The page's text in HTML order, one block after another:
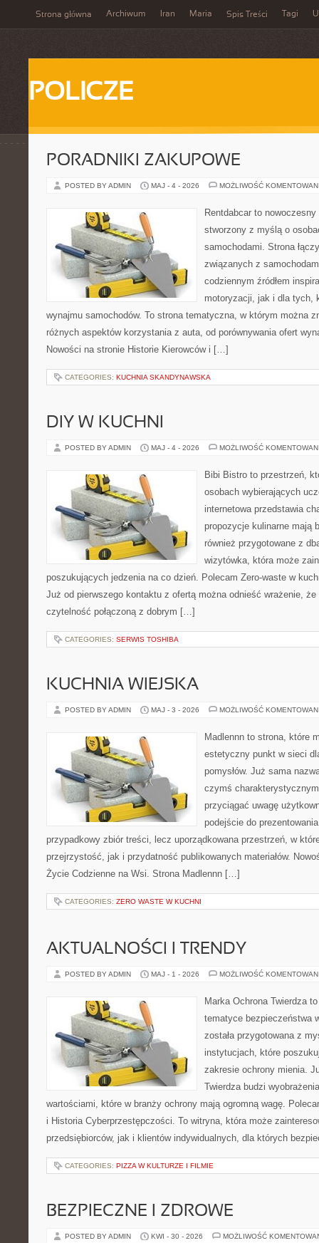
Strona główna Archiwum Iran Maria Spis Treści Tagi
POLICZE
PORADNIKI ZAKUPOWE
POSTED BY ADMIN MAJ - 4 - 2026 MOŻLIWOŚĆ
Rentdabcar to
stworzony z myślą o
samochodami. Strona
związanych z
codziennym źródłem
motoryzacji, jak i dla tych,
wynajmu samochodów. To strona tematyczna, w którym można
różnych aspektów korzystania z auta, od porównywania ofert
Nowości na stronie Historie Kierowców i […]
CATEGORIES: KUCHNIA SKANDYNAWSKA
DIY W KUCHNI
POSTED BY ADMIN MAJ - 4 - 2026 MOŻLIWOŚĆ
Bibi Bistro to przestrzeń,
osobach wybierających
internetowa przedstawia
propozycje kulinarne mają
również przygotowane z
wizytówka, która może
poszukujących jedzenia na co dzień. Polecam Zero-waste w
Już od pierwszego kontaktu z ofertą można odnieść wrażenie,
czytelność połączoną z dobrym […]
CATEGORIES: SERWIS TOSHIBA
KUCHNIA WIEJSKA
POSTED BY ADMIN MAJ - 3 - 2026 MOŻLIWOŚĆ
Madlennn to strona, które
estetyczny punkt w sieci
pomysłów. Już sama
czymś
przyciągać uwagę
podejście do
przypadkowy zbiór treści, lecz uporządkowana przestrzeń, w
przejrzystość, jak i przydatność publikowanych materiałów.
Życie Codzienne na Wsi. Strona Madlennn […]
CATEGORIES: ZERO WASTE W KUCHNI
AKTUALNOŚCI I TRENDY
POSTED BY ADMIN MAJ - 1 - 2026 MOŻLIWOŚĆ
Marka Ochrona Twierdza
tematyce bezpieczeństwa
została przygotowana z
instytucjach, które
zakresie ochrony mienia.
Twierdza budzi
wartościami, które w branży ochrony mają ogromną wagę.
i Historia Cyberprzestępczości. To witryna, która może
przedsiębiorców, jak i klientów indywidualnych, dla których
CATEGORIES: PIZZA W KULTURZE I FILMIE
BEZPIECZNE I ZDROWE
POSTED BY ADMIN KWI - 30 - 2026 MOŻLIWOŚĆ